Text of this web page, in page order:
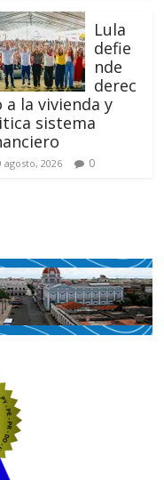
Lula
defie
nde
derec
a la vivienda y
sistema
agosto, 2026 0